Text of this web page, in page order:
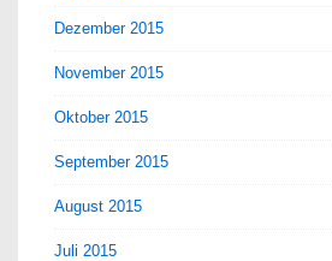
Dezember 2015
November 2015
Oktober 2015
September 2015
August 2015
Juli 2015